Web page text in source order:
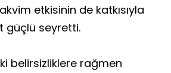
etkisinin de katkısıyla
güçlü seyretti.
belirsizliklere rağmen